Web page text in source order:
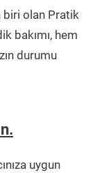
biri olan Pratik
bakımı, hem
durumu
uygun